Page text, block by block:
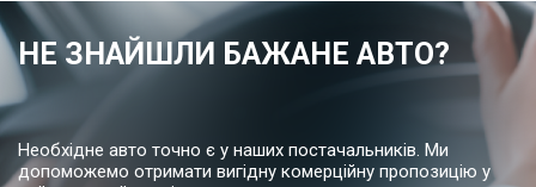
НЕ ЗНАЙШЛИ БАЖАНЕ АВТО?
Необхідне авто точно є у наших постачальників. Ми
допоможемо отримати вигідну комерційну пропозицію у